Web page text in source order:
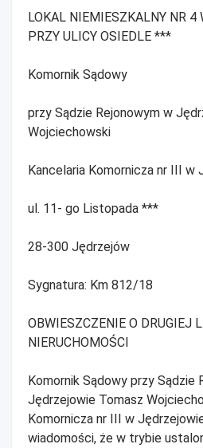
LOKAL NIEMIESZKALNY NR 4
PRZY ULICY OSIEDLE ***
Komornik Sądowy
przy Sądzie Rejonowym w
Wojciechowski
Kancelaria Komornicza nr III w
ul. 11- go Listopada ***
28-300 Jędrzejów
Sygnatura: Km 812/18
OBWIESZCZENIE O DRUGIEJ
NIERUCHOMOŚCI
Komornik Sądowy przy Sądzie
Jędrzejowie Tomasz
Komornicza nr III w
wiadomości, że w trybie